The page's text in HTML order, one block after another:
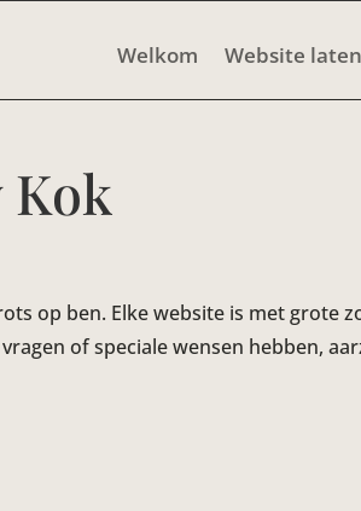
Welkom Website
Kok
op ben. Elke website is met grote
of speciale wensen hebben,